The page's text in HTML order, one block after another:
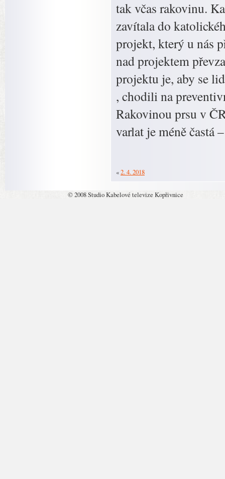
tak včas rakovinu.
zavítala do
projekt, který u nás
nad projektem
projektu je, aby se
, chodili na
Rakovinou prsu v
varlat je méně častá
«2. 4. 2018
© 2008 Studio Kabelové televize Kopřivnice